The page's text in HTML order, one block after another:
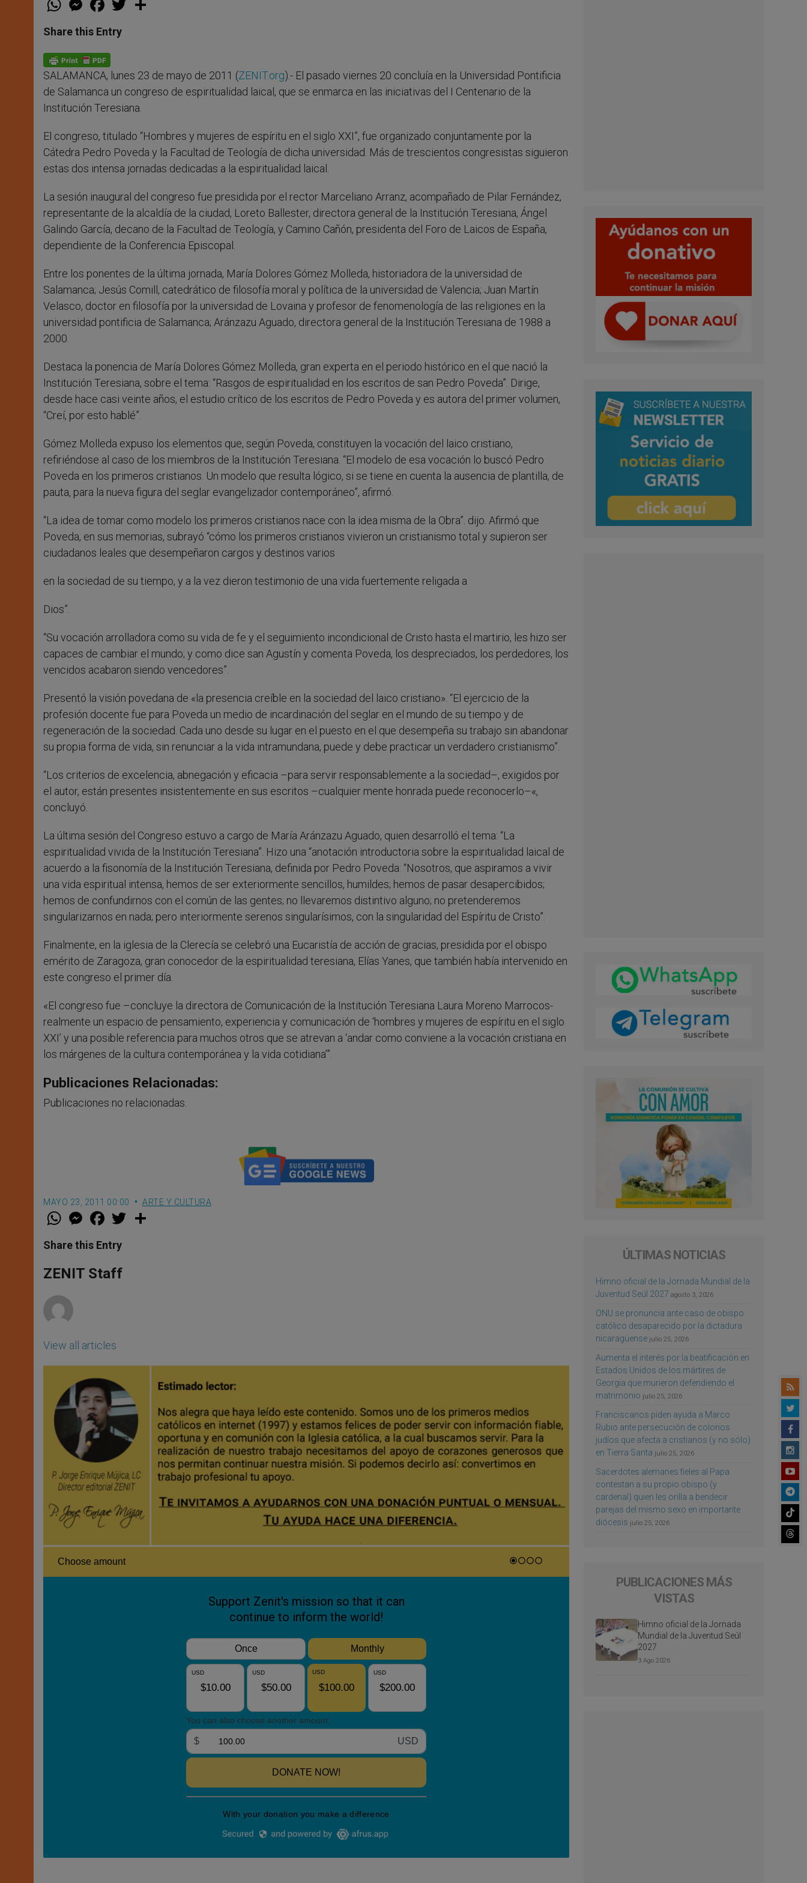
t
s
p
p
e
s
e
g
e
r
a
e
b
o
k
w
Share this Entry
SALAMANCA, lunes 23 de mayo de 2011 (ZENIT.org).- El pasado viernes 20 concluía en la Universidad Pontificia
de Salamanca un congreso de espiritualidad laical, que se enmarca en las iniciativas del I Centenario de la
Institución Teresiana.
El congreso, titulado “Hombres y mujeres de espíritu en el siglo XXI”, fue organizado conjuntamente por la
Cátedra Pedro Poveda y la Facultad de Teología de dicha universidad. Más de trescientos congresistas siguieron
estas dos intensa jornadas dedicadas a la espiritualidad laical.
La sesión inaugural del congreso fue presidida por el rector Marceliano Arranz, acompañado de Pilar Fernández,
representante de la alcaldía de la ciudad, Loreto Ballester, directora general de la Institución Teresiana, Ángel
Galindo García, decano de la Facultad de Teología, y Camino Cañón, presidenta del Foro de Laicos de España,
dependiente de la Conferencia Episcopal.
Entre los ponentes de la última jornada, María Dolores Gómez Molleda, historiadora de la universidad de
Salamanca; Jesús Comill, catedrático de filosofía moral y política de la universidad de Valencia; Juan Martín
Velasco, doctor en filosofía por la universidad de Lovaina y profesor de fenomenología de las religiones en la
universidad pontificia de Salamanca; Aránzazu Aguado, directora general de la Institución Teresiana de 1988 a
2000.
Destaca la ponencia de María Dolores Gómez Molleda, gran experta en el periodo histórico en el que nació la
Institución Teresiana, sobre el tema: “Rasgos de espiritualidad en los escritos de san Pedro Poveda”. Dirige,
desde hace casi veinte años, el estudio crítico de los escritos de Pedro Poveda y es autora del primer volumen,
“Creí, por esto hablé”.
Gómez Molleda expuso los elementos que, según Poveda, constituyen la vocación del laico cristiano,
refiriéndose al caso de los miembros de la Institución Teresiana. “El modelo de esa vocación lo buscó Pedro
Poveda en los primeros cristianos. Un modelo que resulta lógico, si se tiene en cuenta la ausencia de plantilla, de
pauta, para la nueva figura del seglar evangelizador contemporáneo”, afirmó.
“La idea de tomar como modelo los primeros cristianos nace con la idea misma de la Obra”. dijo. Afirmó que
Poveda, en sus memorias, subrayó “cómo los primeros cristianos vivieron un cristianismo total y supieron ser
ciudadanos leales que desempeñaron cargos y destinos varios
en la sociedad de su tiempo, y a la vez dieron testimonio de una vida fuertemente religada a
Dios”.
“Su vocación arrolladora como su vida de fe y el seguimiento incondicional de Cristo hasta el martirio, les hizo ser
capaces de cambiar el mundo; y como dice san Agustín y comenta Poveda, los despreciados, los perdedores, los
vencidos acabaron siendo vencedores”.
Presentó la visión povedana de «la presencia creíble en la sociedad del laico cristiano». “El ejercicio de la
profesión docente fue para Poveda un medio de incardinación del seglar en el mundo de su tiempo y de
regeneración de la sociedad. Cada uno desde su lugar en el puesto en el que desempeña su trabajo sin abandonar
su propia forma de vida, sin renunciar a la vida intramundana, puede y debe practicar un verdadero cristianismo”.
“Los criterios de excelencia, abnegación y eficacia –para servir responsablemente a la sociedad–, exigidos por
el autor, están presentes insistentemente en sus escritos –cualquier mente honrada puede reconocerlo–«,
concluyó.
La última sesión del Congreso estuvo a cargo de María Aránzazu Aguado, quien desarrolló el tema: “La
espiritualidad vivida de la Institución Teresiana”. Hizo una “anotación introductoria sobre la espiritualidad laical de
acuerdo a la fisonomía de la Institución Teresiana, definida por Pedro Poveda: “Nosotros, que aspiramos a vivir
una vida espiritual intensa, hemos de ser exteriormente sencillos, humildes; hemos de pasar desapercibidos;
hemos de confundirnos con el común de las gentes; no llevaremos distintivo alguno; no pretenderemos
singularizarnos en nada; pero interiormente serenos singularísimos, con la singularidad del Espíritu de Cristo”.
Finalmente, en la iglesia de la Clerecía se celebró una Eucaristía de acción de gracias, presidida por el obispo
emérito de Zaragoza, gran conocedor de la espiritualidad teresiana, Elías Yanes, que también había intervenido en
este congreso el primer día.
«El congreso fue –concluye la directora de Comunicación de la Institución Teresiana Laura Moreno Marrocos-
realmente un espacio de pensamiento, experiencia y comunicación de ‘hombres y mujeres de espíritu en el siglo
XXI’ y una posible referencia para muchos otros que se atrevan a ‘andar como conviene a la vocación cristiana en
los márgenes de la cultura contemporánea y la vida cotidiana’”.
Publicaciones Relacionadas:
Publicaciones no relacionadas.
MAYO 23, 2011 00:00 ARTE Y CULTURA
W
t
s
p
p
M
e
s
e
g
e
F
a
e
b
o
k
w
Share this Entry
ZENIT Staff
View all articles
ÚLTIMAS NOTICIAS
Himno oficial de la Jornada Mundial de la
Juventud Seúl 2027 agosto 3, 2026
ONU se pronuncia ante caso de obispo
católico desaparecido por la dictadura
nicaragüense julio 25, 2026
Aumenta el interés por la beatificación en
Estados Unidos de los mártires de
Georgia que murieron defendiendo el
matrimonio julio 25, 2026
Franciscanos piden ayuda a Marco
Rubio ante persecución de colonos
judíos que afecta a cristianos (y no sólo)
en Tierra Santa julio 25, 2026
Sacerdotes alemanes fieles al Papa
contestan a su propio obispo (y
cardenal) quien les orilla a bendecir
parejas del mismo sexo en importante
diócesis julio 25, 2026
PUBLICACIONES MÁS
VISTAS
Himno oficial de la Jornada
Mundial de la Juventud Seúl
2027
3 Ago 2026